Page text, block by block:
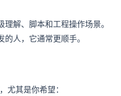
解、脚本和工程操作场景。
人，它通常更顺手。
尤其是你希望：